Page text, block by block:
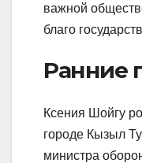
важной
благо
Ранние
Ксения Шойгу
городе Кызыл
министра